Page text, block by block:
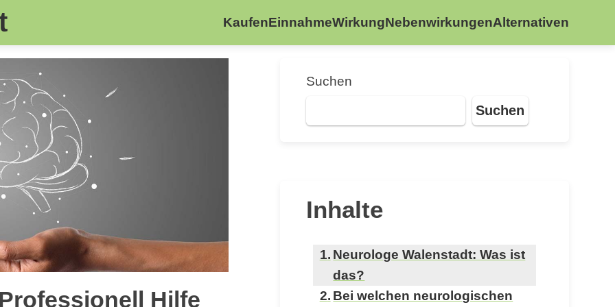
KaufenEinnahmeWirkungNebenwirkungenAlternativen
Hilfe
Suchen
Suchen
Inhalte
Neurologe Walenstadt: Was ist
das?
Bei welchen neurologischen